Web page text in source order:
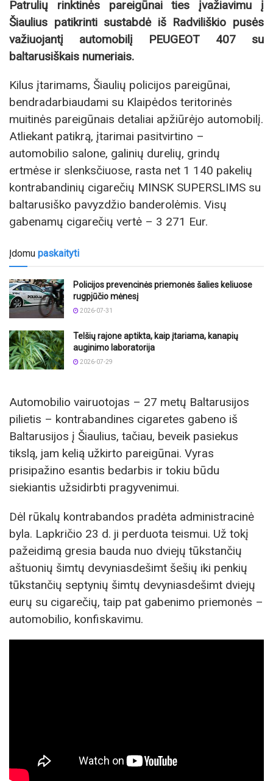
Patrulių rinktinės pareigūnai ties įvažiavimu į
Šiaulius patikrinti sustabdė iš Radviliškio pusės
važiuojantį automobilį PEUGEOT 407 su
baltarusiškais numeriais.
Kilus įtarimams, Šiaulių policijos pareigūnai,
bendradarbiaudami su Klaipėdos teritorinės
muitinės pareigūnais detaliai apžiūrėjo automobilį.
Atliekant patikrą, įtarimai pasitvirtino –
automobilio salone, galinių durelių, grindų
ertmėse ir slenksčiuose, rasta net 1 140 pakelių
kontrabandinių cigarečių MINSK SUPERSLIMS su
baltarusiško pavyzdžio banderolėmis. Visų
gabenamų cigarečių vertė – 3 271 Eur.
Įdomu paskaityti
Policijos prevencinės priemonės šalies keliuose
rugpjūčio mėnesį
2026-07-31
Telšių rajone aptikta, kaip įtariama, kanapių
auginimo laboratorija
2026-07-29
Automobilio vairuotojas – 27 metų Baltarusijos
pilietis – kontrabandines cigaretes gabeno iš
Baltarusijos į Šiaulius, tačiau, beveik pasiekus
tikslą, jam kelią užkirto pareigūnai. Vyras
prisipažino esantis bedarbis ir tokiu būdu
siekiantis užsidirbti pragyvenimui.
Dėl rūkalų kontrabandos pradėta administracinė
byla. Lapkričio 23 d. ji perduota teismui. Už tokį
pažeidimą gresia bauda nuo dviejų tūkstančių
aštuonių šimtų devyniasdešimt šešių iki penkių
tūkstančių septynių šimtų devyniasdešimt dviejų
eurų su cigarečių, taip pat gabenimo priemonės –
automobilio, konfiskavimu.